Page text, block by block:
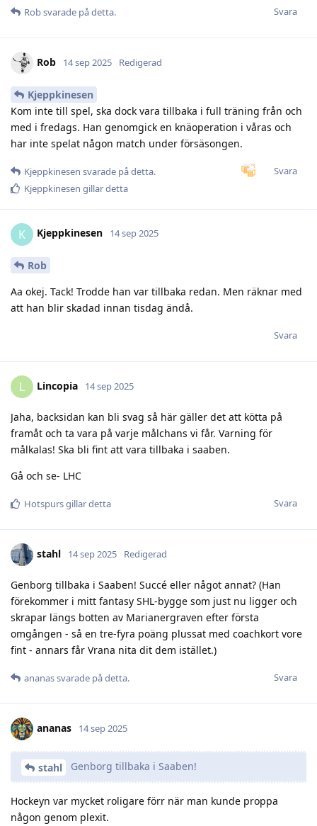
Svara
Robsvarade på detta.
Rob 14 sep 2025 Redigerad
Kjeppkinesen
Kom inte till spel, ska dock vara tillbaka i full träning från och
med i fredags. Han genomgick en knäoperation i våras och
har inte spelat någon match under försäsongen.
Svara
Kjeppkinesen svarade på detta.
Kjeppkinesen gillar detta
K Kjeppkinesen 14 sep 2025
Rob
Aa okej. Tack! Trodde han var tillbaka redan. Men räknar med
att han blir skadad innan tisdag ändå.
Svara
L Lincopia 14 sep 2025
Jaha, backsidan kan bli svag så här gäller det att kötta på
framåt och ta vara på varje målchans vi får. Varning för
målkalas! Ska bli fint att vara tillbaka i saaben.
Gå och se- LHC
Svara
Hotspursgillar detta
stahl 14 sep 2025 Redigerad
Genborg tillbaka i Saaben! Succé eller något annat? (Han
förekommer i mitt fantasy SHL-bygge som just nu ligger och
skrapar längs botten av Marianergraven efter första
omgången - så en tre-fyra poäng plussat med coachkort vore
fint - annars får Vrana nita dit dem istället.)
Svara
ananassvarade på detta.
ananas 14 sep 2025
stahl Genborg tillbaka i Saaben!
Hockeyn var mycket roligare förr när man kunde proppa
någon genom plexit.